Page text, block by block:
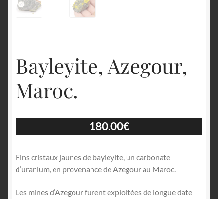
Bayleyite, Azegour,
Maroc.
180.00€
Fins cristaux jaunes de bayleyite, un carbonate
d’uranium, en provenance de Azegour au Maroc.
Les mines d’Azegour furent exploitées de longue date